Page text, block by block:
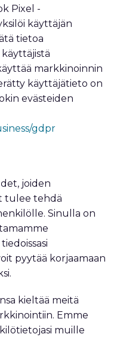
Pixel -
käyttäjän
tietoa
markkinoinnin
käyttäjätieto on
evästeiden
gdpr
joiden
tulee tehdä
Sinulla on
pyytää korjaamaan
kieltää meitä
Emme
muille